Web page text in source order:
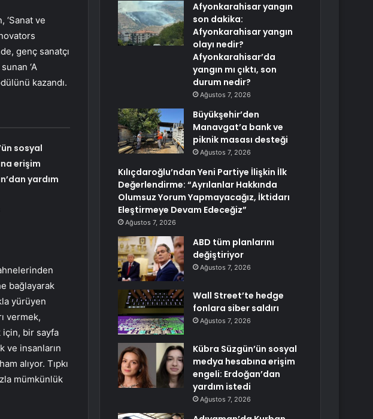
‘Sanat ve
genç sanatçı
‘A
kazandı.
sosyal
erişim
yardım
bağlayarak
yürüyen
vermek,
için, bir sayfa
ve insanların
alıyor. Tıpkı
mümkünlük
Afyonkarahisar yangın
son dakika:
Afyonkarahisar yangın
olayı nedir?
Afyonkarahisar’da
yangın mı çıktı, son
durum nedir?
Ağustos 7, 2026
Büyükşehir’den
Manavgat’a bank ve
piknik masası desteği
Ağustos 7, 2026
Kılıçdaroğlu’ndan Yeni Partiye İlişkin İlk
Değerlendirme: “Ayrılanlar Hakkında
Olumsuz Yorum Yapmayacağız, İktidarı
Eleştirmeye Devam Edeceğiz”
Ağustos 7, 2026
ABD tüm planlarını
değiştiriyor
Ağustos 7, 2026
Wall Street’te hedge
fonlara siber saldırı
Ağustos 7, 2026
Kübra Süzgün’ün sosyal
medya hesabına erişim
engeli: Erdoğan’dan
yardım istedi
Ağustos 7, 2026